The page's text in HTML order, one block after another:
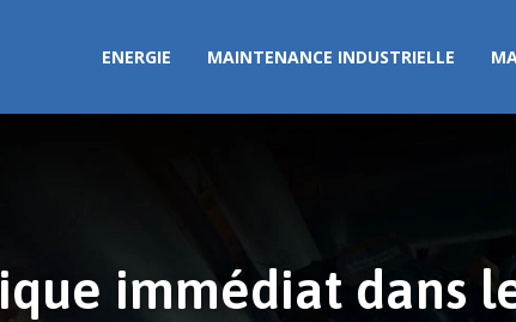
ENERGIE MAINTENANCE INDUSTRIELLE
immédiat dans